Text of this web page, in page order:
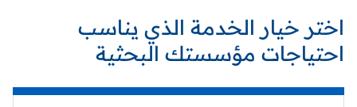
اختر خيار الخدمة الذي يناسب
احتياجات مؤسستك البحثية